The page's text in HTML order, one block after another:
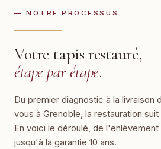
— NOTRE PROCESSUS
Votre tapis restauré,
étape par étape.
Du premier diagnostic à la livraison
vous à Grenoble, la restauration
En voici le déroulé, de
jusqu'à la garantie 10 ans.